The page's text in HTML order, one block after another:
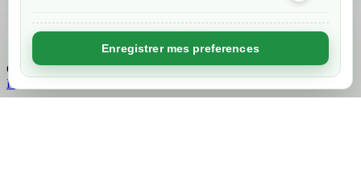
Enregistrer mes preferences
Created byNageoconcept
Chargement...
Retour en haut